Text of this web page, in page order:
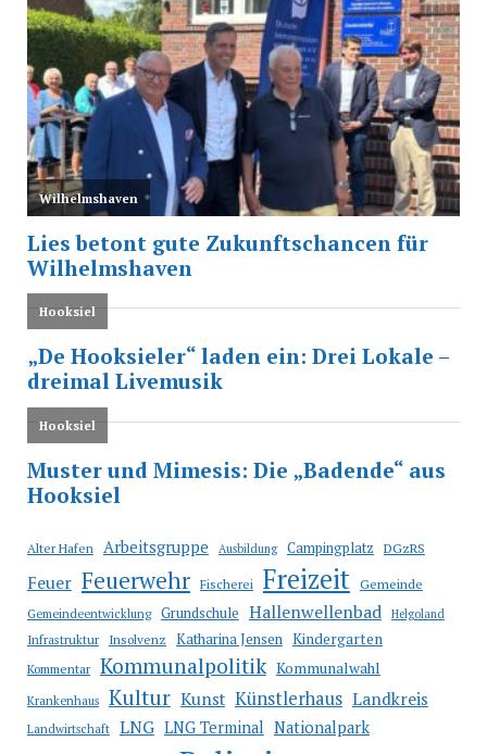
Alter Hafen Arbeitsgruppe Ausbildung Campingplatz DGzRS
Feuer Feuerwehr Fischerei Freizeit Gemeinde
Gemeindeentwicklung Grundschule Hallenwellenbad Helgoland
Infrastruktur Insolvenz Katharina Jensen Kindergarten
Kommentar Kommunalpolitik Kommunalwahl
Krankenhaus Kultur Kunst Künstlerhaus Landkreis
Landwirtschaft LNG LNG Terminal Nationalpark